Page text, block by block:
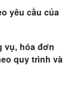
yêu cầu của
vụ, hóa đơn
quy trình và